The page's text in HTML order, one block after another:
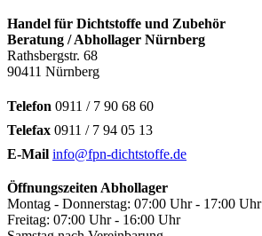
Handel für Dichtstoffe und Zubehör
Beratung / Abhollager Nürnberg
Rathsbergstr. 68
90411 Nürnberg
Telefon 0911 / 7 90 68 60
Telefax 0911 / 7 94 05 13
E-Mail info@fpn-dichtstoffe.de
Öffnungszeiten Abhollager
Montag - Donnerstag: 07:00 Uhr - 17:00 Uhr
Freitag: 07:00 Uhr - 16:00 Uhr